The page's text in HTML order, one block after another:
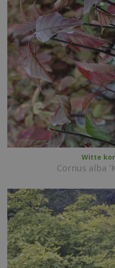
Witte
Cornus alba